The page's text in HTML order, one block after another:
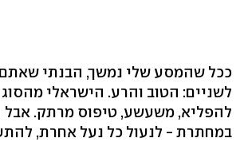
ככל שהמסע שלי נמשך, הבנתי
לשניים: הטוב והרע. הישראלי מהסוג
להפליא, משעשע, טיפוס מרתק. אבל
במחתרת - לנעול כל נעל אחרת,